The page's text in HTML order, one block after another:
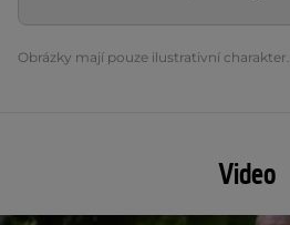
Obrázky mají pouze ilustrativní charakter.
Video